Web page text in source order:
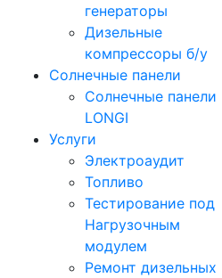
генераторы
Дизельные
компрессоры б/у
Солнечные панели
Солнечные панели
LONGI
Услуги
Электроаудит
Топливо
Тестирование под
Нагрузочным
модулем
Ремонт дизельных